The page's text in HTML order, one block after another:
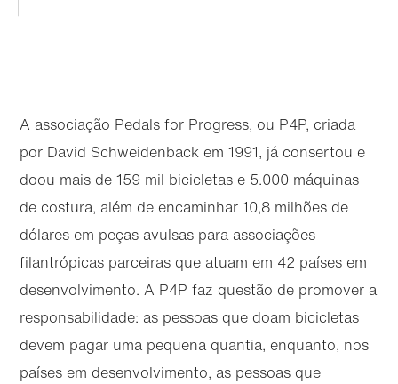
A associação Pedals for Progress, ou P4P, criada
por David Schweidenback em 1991, já consertou e
doou mais de 159 mil bicicletas e 5.000 máquinas
de costura, além de encaminhar 10,8 milhões de
dólares em peças avulsas para associações
filantrópicas parceiras que atuam em 42 países em
desenvolvimento. A P4P faz questão de promover a
responsabilidade: as pessoas que doam bicicletas
devem pagar uma pequena quantia, enquanto, nos
países em desenvolvimento, as pessoas que